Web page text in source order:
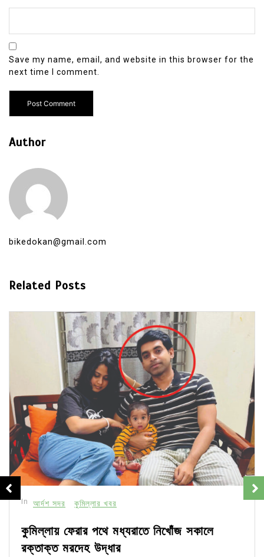
Save my name, email, and website in this browser for the
next time I comment.
Author
bikedokan@gmail.com
Related Posts
In আর্দশ সদর কুমিল্লার খবর
কুমিল্লায় ফেরার পথে মধ্যরাতে নিখোঁজ সকালে
রক্তাক্ত মরদেহ উদ্ধার